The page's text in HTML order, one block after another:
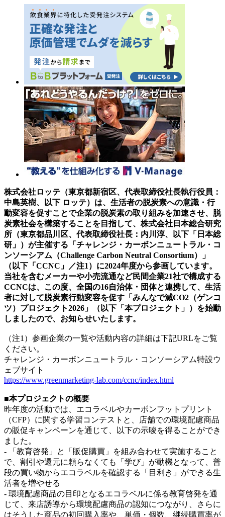
株式会社ロッテ（東京都新宿区、代表取締役社長執行役員：
中島英樹、以下 ロッテ）は、生活者の脱炭素への意識・行
動変容を促すことで企業の脱炭素の取り組みを加速させ、脱
炭素社会を構築することを目指して、株式会社日本総合研究
所（東京都品川区、代表取締役社長：内川淳、以下「日本総
研」）が主催する「チャレンジ・カーボンニュートラル・コ
ンソーシアム（Challenge Carbon Neutral Consortium）」
（以下「CCNC」／注1）に2024年度から参画しています。
当社を含むメーカーや小売流通など民間企業21社で構成する
CCNCは、この度、全国の16自治体・団体と連携して、生活
者に対して脱炭素行動変容を促す「みんなで減CO2（ゲンコ
ツ）プロジェクト2026」（以下「本プロジェクト」）を始動
しましたので、お知らせいたします。
（注1）参画企業の一覧や活動内容の詳細は下記URLをご覧
ください。
チャレンジ・カーボンニュートラル・コンソーシアム特設ウ
ェブサイト
https://www.greenmarketing-lab.com/ccnc/index.html
■本プロジェクトの概要
昨年度の活動では、エコラベルやカーボンフットプリント
（CFP）に関する学習コンテストと、店舗での環境配慮商品
の販促キャンペーンを通じて、以下の示唆を得ることができ
ました。
- 「教育啓発」と「販促購買」を組み合わせて実施すること
で、割引や還元に頼らなくても「学び」が動機となって、普
段の買い物からエコラベルを確認する「目利き」ができる生
活者を増やせる
- 環境配慮商品の目印となるエコラベルに係る教育啓発を通
じて、来店誘導から環境配慮商品の認知につながり、さらに
はそうした商品の初回購入率や、単価・個数、継続購買率が